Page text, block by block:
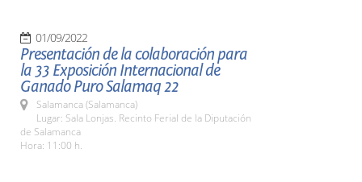
01/09/2022
Presentación de la colaboración para
la 33 Exposición Internacional de
Ganado Puro Salamaq 22
Salamanca (Salamanca)
Lugar: Sala Lonjas. Recinto Ferial de la Diputación
de Salamanca
Hora: 11:00 h.